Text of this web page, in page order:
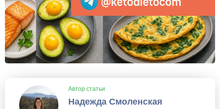
Автор статьи
Надежда Смоленская